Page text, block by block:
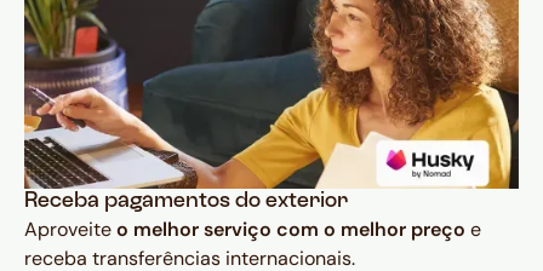
Receba pagamentos do exterior
Aproveiteo melhor serviço com o melhor preço e
receba transferências internacionais.